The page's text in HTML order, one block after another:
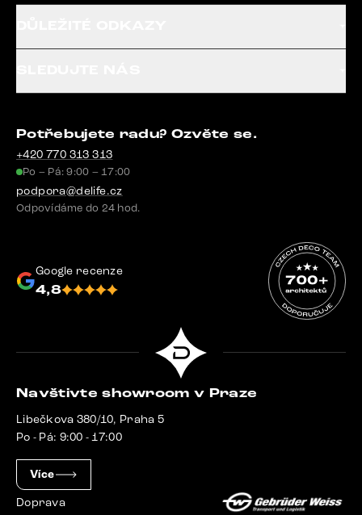
Potřebujete radu? Ozvěte se.
+420 770 313 313
Po – Pá: 9:00 – 17:00
podpora@delife.cz
Odpovídáme do 24 hod.
Google recenze
4,8
Navštivte showroom v Praze
Libečkova 380/10, Praha 5
Po - Pá: 9:00 - 17:00
Více
Doprava